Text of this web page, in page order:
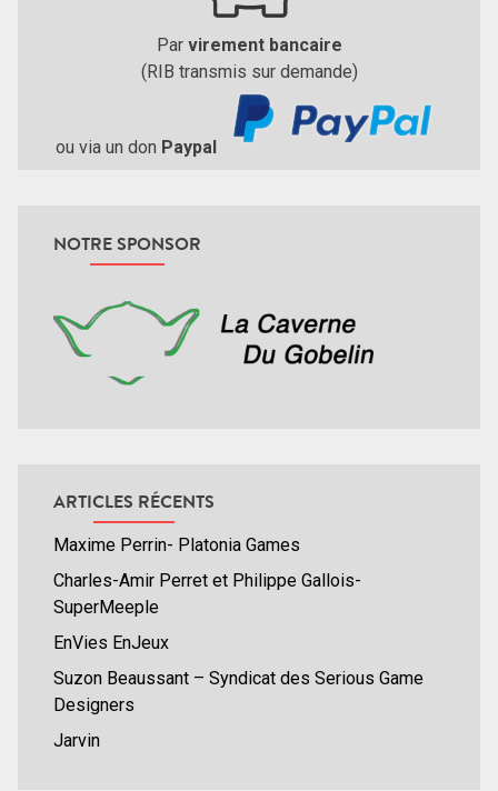
Par virement bancaire
(RIB transmis sur demande)
ou via un don Paypal
NOTRE SPONSOR
ARTICLES RÉCENTS
Maxime Perrin- Platonia Games
Charles-Amir Perret et Philippe Gallois-
SuperMeeple
EnVies EnJeux
Suzon Beaussant – Syndicat des Serious Game
Designers
Jarvin